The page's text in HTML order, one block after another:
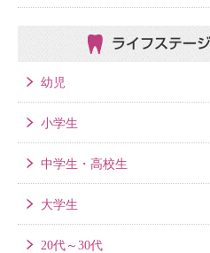
ライフステー
幼児
小学生
中学生・高校生
大学生
20代～30代